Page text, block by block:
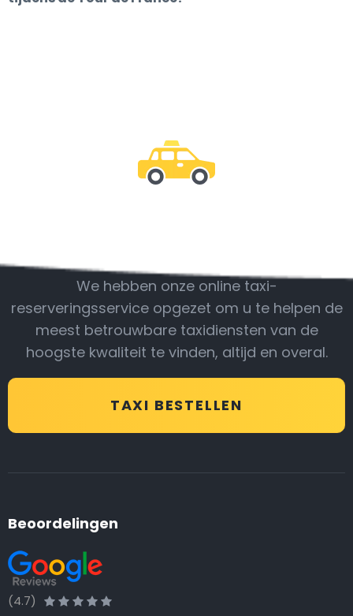
We hebben onze online taxi-
reserveringsservice opgezet om u te helpen de
meest betrouwbare taxidiensten van de
hoogste kwaliteit te vinden, altijd en overal.
TAXI BESTELLEN
Beoordelingen
(4.7)